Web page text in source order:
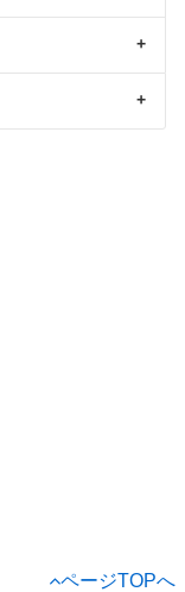
ページTOPへ